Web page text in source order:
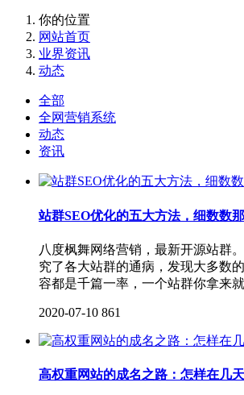
你的位置
网站首页
业界资讯
动态
全部
全网营销系统
动态
资讯
站群SEO优化的五大方法，细数数
八度枫舞网络营销，最新开源站群
究了各大站群的通病，发现大多数
容都是千篇一率，一个站群你拿来
2020-07-10 861
高权重网站的成名之路：怎样在几